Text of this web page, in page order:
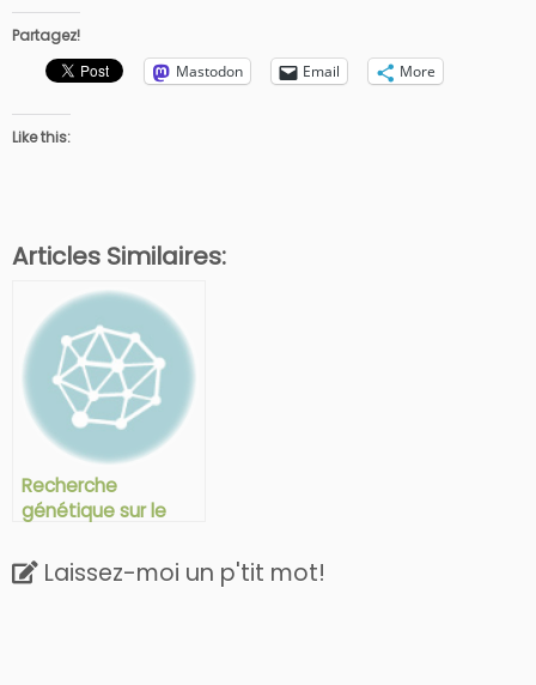
Partagez!
Mastodon
Email More
Like this:
Articles Similaires:
Recherche
génétique sur le
Laissez-moi un p'tit mot!